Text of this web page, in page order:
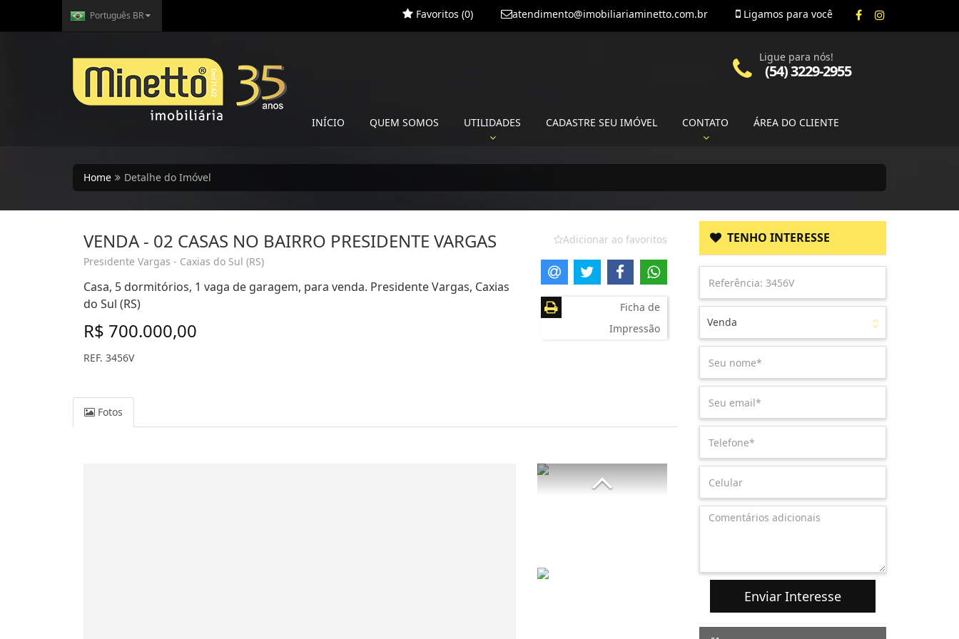
Português BR Ligamos para você
atendimento@imobiliariaminetto.com.br
Favoritos (0)
INÍCIO QUEM SOMOS UTILIDADES CADASTRE SEU IMÓVEL CONTATO ÁREA DO CLIENTE
Ligue para nós!
(54) 3229-2955
Home Detalhe do Imóvel
VENDA - 02 CASAS NO BAIRRO PRESIDENTE VARGAS
Presidente Vargas - Caxias do Sul (RS)
Casa, 5 dormitórios, 1 vaga de garagem, para venda. Presidente Vargas, Caxias
do Sul (RS)
R$ 700.000,00
REF. 3456V
Adicionar ao favoritos
Ficha de
Impressão
Fotos
TENHO INTERESSE
Venda
Enviar Interesse